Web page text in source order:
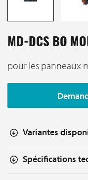
MD-DCS BO
pour les panneaux
Variantes
Spécifications